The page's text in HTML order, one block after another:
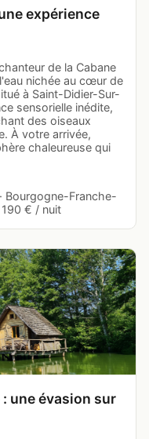
expérience
de la Cabane
nichée au cœur de
à Saint-Didier-Sur-
sensorielle inédite,
des oiseaux
À votre arrivée,
chaleureuse qui
Bourgogne-Franche-
190 € / nuit
une évasion sur